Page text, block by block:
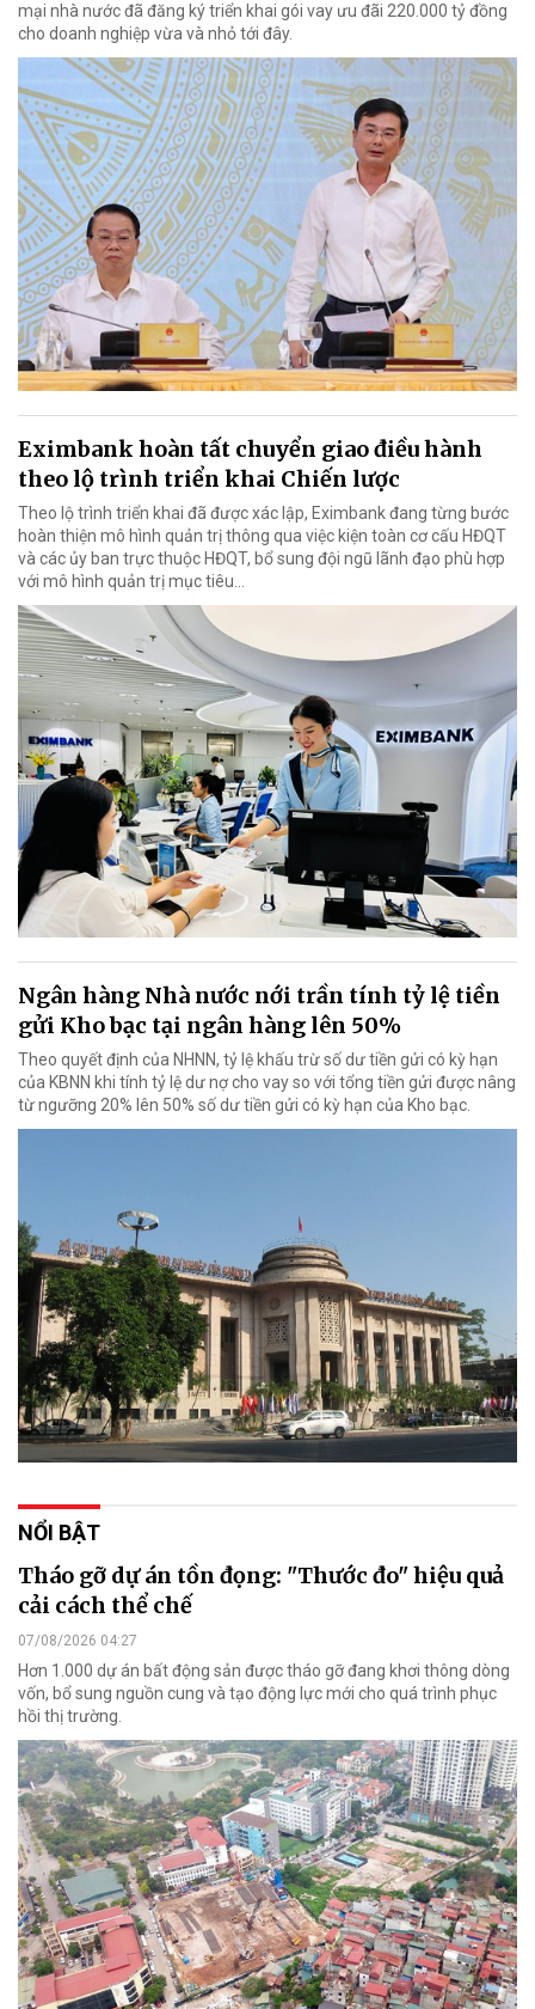
mại nhà nước đã đăng ký triển khai gói vay ưu đãi 220.000 tỷ đồng
cho doanh nghiệp vừa và nhỏ tới đây.
Eximbank hoàn tất chuyển giao điều hành
theo lộ trình triển khai Chiến lược
Theo lộ trình triển khai đã được xác lập, Eximbank đang từng bước
hoàn thiện mô hình quản trị thông qua việc kiện toàn cơ cấu HĐQT
và các ủy ban trực thuộc HĐQT, bổ sung đội ngũ lãnh đạo phù hợp
với mô hình quản trị mục tiêu...
Ngân hàng Nhà nước nới trần tính tỷ lệ tiền
gửi Kho bạc tại ngân hàng lên 50%
Theo quyết định của NHNN, tỷ lệ khấu trừ số dư tiền gửi có kỳ hạn
của KBNN khi tính tỷ lệ dư nợ cho vay so với tổng tiền gửi được nâng
từ ngưỡng 20% lên 50% số dư tiền gửi có kỳ hạn của Kho bạc.
NỔI BẬT
Tháo gỡ dự án tồn đọng: "Thước đo" hiệu quả
cải cách thể chế
07/08/2026 04:27
Hơn 1.000 dự án bất động sản được tháo gỡ đang khơi thông dòng
vốn, bổ sung nguồn cung và tạo động lực mới cho quá trình phục
hồi thị trường.